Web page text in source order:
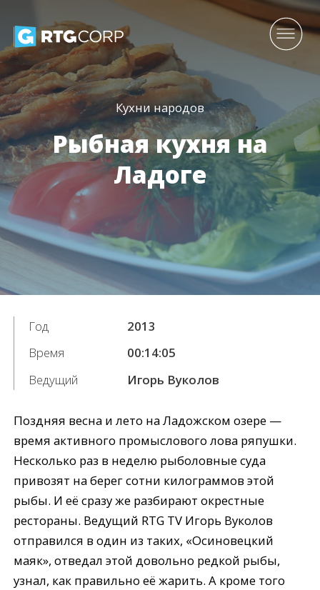
Кухни народов
Рыбная кухня на
Ладоге
Год
2013
Время
00:14:05
Ведущий
Игорь Вуколов
Поздняя весна и лето на Ладожском озере —
время активного промыслового лова ряпушки.
Несколько раз в неделю рыболовные суда
привозят на берег сотни килограммов этой
рыбы. И её сразу же разбирают окрестные
рестораны. Ведущий RTG TV Игорь Вуколов
отправился в один из таких, «Осиновецкий
маяк», отведал этой довольно редкой рыбы,
узнал, как правильно её жарить. А кроме того